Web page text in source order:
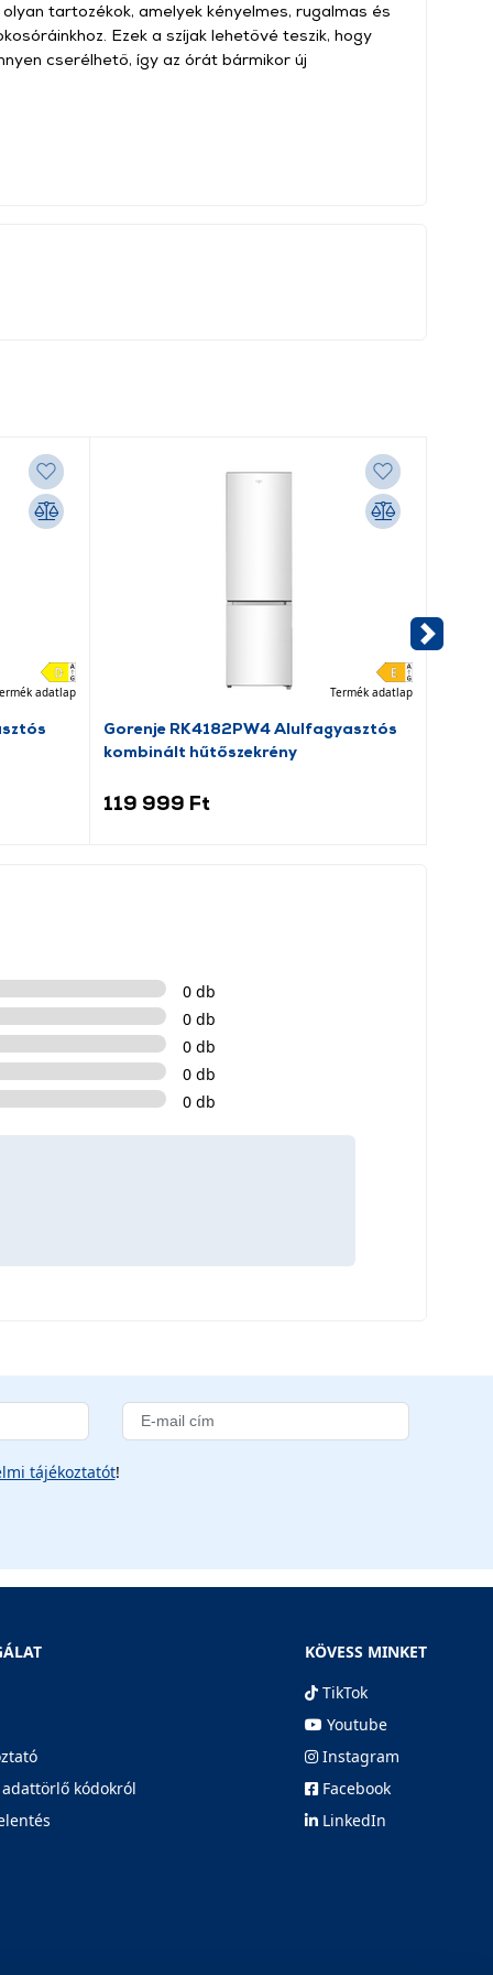
tartozékok, amelyek kényelmes, rugalmas és
Ezek a szíjak lehetővé teszik, hogy
cserélhető, így az órát bármikor új
adatlap Termék adatlap
Gorenje RK4182PW4 Alulfagyasztós
kombinált hűtőszekrény
119 999 Ft
0 db
0 db
0 db
0 db
0 db
tájékoztatót!
kódokról
KÖVESS MINKET
TikTok
Youtube
Instagram
Facebook
LinkedIn